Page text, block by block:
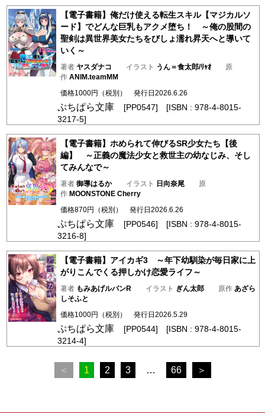
【電子書籍】俺だけ使える転生スキル【マジカルソ
ード】でどんな巨乳もアクメ堕ち！ ～俺の股間の
聖剣は異世界美女たちをびしょ濡れ昇天へと導いて
いく～
著者 ヤスダナコ イラスト うん＝食太郎/ﾘｬｵ
原
作 ANIM.teamMM
価格1000円（税別） 発行日2026.6.26
ぷちぱら文庫 [PP0547] [ISBN : 978-4-8015-
3217-5]
【電子書籍】ホめられて伸びるSR少女たち【後
編】 ～正義の魔法少女と救世主の幼なじみ、そし
てみんなで～
著者 御導はるか イラスト 日向奈尾
原
作 MOONSTONE Cherry
価格870円（税別） 発行日2026.6.26
ぷちぱら文庫 [PP0546] [ISBN : 978-4-8015-
3216-8]
【電子書籍】アイカギ3 ～年下幼馴染が毎日家に上
がりこんでくる押しかけ恋愛ライフ～
著者 もみあげルパンR イラスト ぎん太郎 原作 あざら
しそふと
価格1000円（税別） 発行日2026.5.29
ぷちぱら文庫 [PP0544] [ISBN : 978-4-8015-
3214-4]
＜ 1 2 3 … 66 ＞